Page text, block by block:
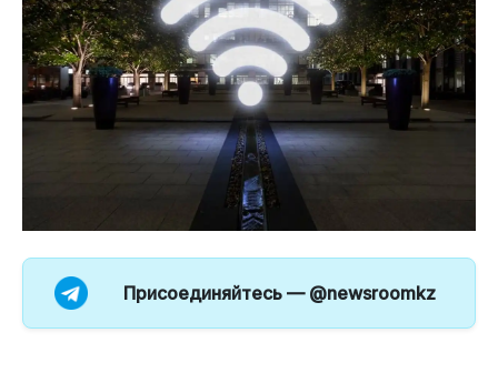
Присоединяйтесь — @newsroomkz